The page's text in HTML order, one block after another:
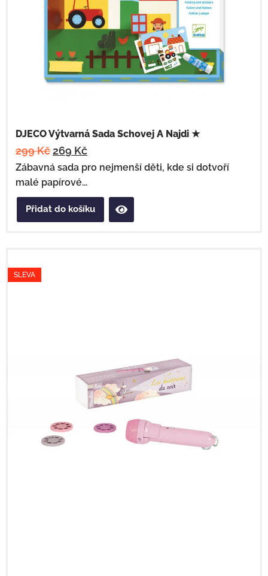
DJECO Výtvarná Sada Schovej A Najdi ★
299Kč 269 Kč
Zábavná sada pro nejmenší děti, kde si dotvoří
malé papírové...
Přidat do košíku
SLEVA